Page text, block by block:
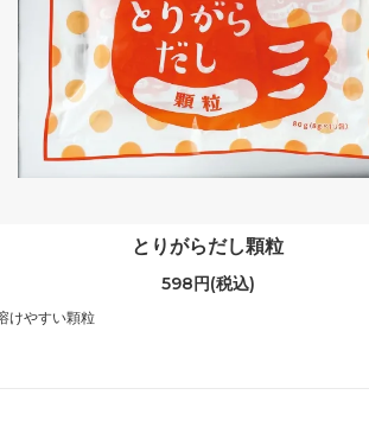
とりがらだし顆粒
598円(税込)
けやすい顆粒